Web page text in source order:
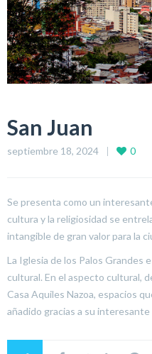
San Juan
septiembre 18, 2024 0
Se presenta como un
cultura y la religiosidad se
intangible de gran valor para la
La Iglesia de los Palos Grandes
cultural. En el aspecto cultural,
Casa Aquiles Nazoa, espacios
añadido gracias a su